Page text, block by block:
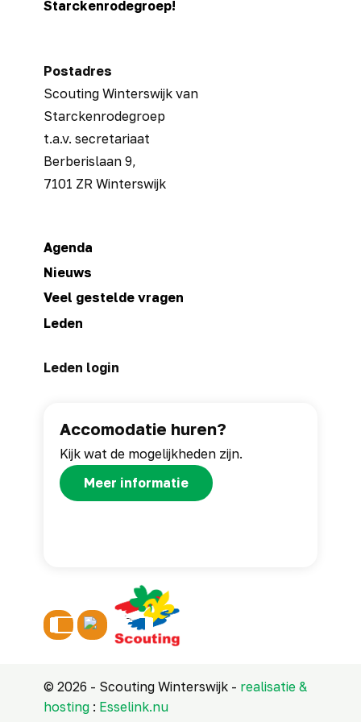
Starckenrodegroep!
Postadres
Scouting Winterswijk van
Starckenrodegroep
t.a.v. secretariaat
Berberislaan 9,
7101 ZR Winterswijk
Agenda
Nieuws
Veel gestelde vragen
Leden
Leden login
Accomodatie huren?
Kijk wat de mogelijkheden zijn.
Meer informatie
© 2026 - Scouting Winterswijk - realisatie &
hosting : Esselink.nu